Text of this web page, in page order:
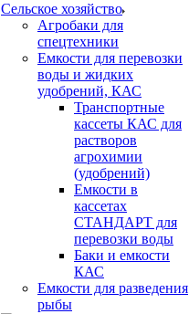
Сельское хозяйство
Агробаки для
спецтехники
Емкости для перевозки
воды и жидких
удобрений, КАС
Транспортные
кассеты КАС для
растворов
агрохимии
(удобрений)
Емкости в
кассетах
СТАНДАРТ для
перевозки воды
Баки и емкости
КАС
Емкости для разведения
рыбы